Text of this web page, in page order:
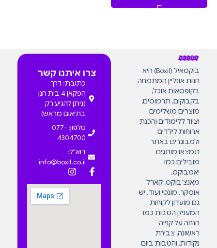
בוקסאיל (Boxil) היא
חנות אונליין המתמחה
בקופסאות אוכל,
בקבוקים, תרמוסים,
מוצרים משלימים
וציוד ללימודים והכנת
ארוחות לילדים
ולמבוגרים באתר
תמצאו מותגים
מובילים כמו
יאמבוקס,
מאנצ’בוקס, קארל
אוסקר, מונטי ועוד. יש
גם מועדון לקוחות
המעניק הטבות כמו
הנחה על קנייה
ראשונה, צבירת
נקודות, והטבות ביום
צרו איתנו קשר
כתובת: דרך
הפקאן 4 בית חנן
(ניתן להגיע רק
בתיאום מראש)
טלפון: 077-
4304700
דוא"ל:
info@boxil.co.il